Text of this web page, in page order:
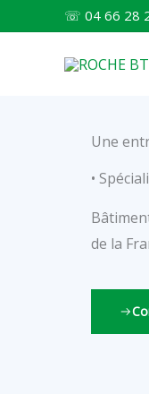
au
☏ 04 66 28
Une
•
de la